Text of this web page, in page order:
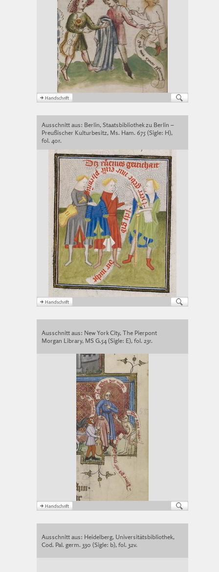
Ausschnitt aus: Berlin, Staatsbibliothek zu Berlin –
Preußischer Kulturbesitz, Ms. Ham. 675 (Sigle: H),
fol. 40r.
Ausschnitt aus: New York City, The Pierpont
Morgan Library, MS G.54 (Sigle: E), fol. 23r.
Ausschnitt aus: Heidelberg, Universitätsbibliothek,
Cod. Pal. germ. 330 (Sigle: b), fol. 32v.